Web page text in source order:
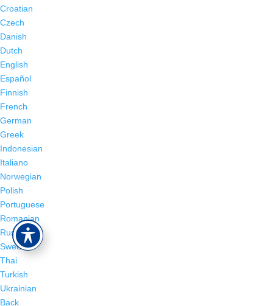
Croatian
Czech
Danish
Dutch
English
Español
Finnish
French
German
Greek
Indonesian
Italiano
Norwegian
Polish
Portuguese
Romanian
Russian
Swedish
Thai
Turkish
Ukrainian
Back